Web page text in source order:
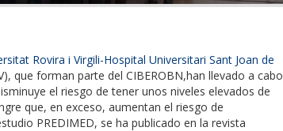
Rovira i Virgili-Hospital Universitari Sant Joan de
que forman parte del CIBEROBN,han llevado a cabo
el riesgo de tener unos niveles elevados de
que, en exceso, aumentan el riesgo de
PREDIMED, se ha publicado en la revista